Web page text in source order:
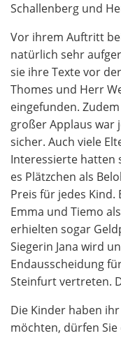
Schallenberg und
Vor ihrem Auftritt
natürlich sehr
sie ihre Texte vor
Thomes und Herr
eingefunden.
großer Applaus war
sicher. Auch viele
Interessierte hatten
es Plätzchen als
Preis für jedes Kind.
Emma und Tiemo
erhielten sogar
Siegerin Jana wird
Endausscheidung
Steinfurt vertreten.
Die Kinder haben
möchten, dürfen